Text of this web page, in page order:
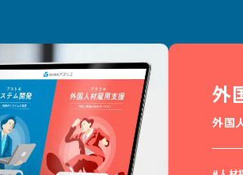
外
外国